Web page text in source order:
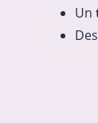
Un
Des